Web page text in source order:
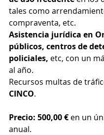
tales como
compraventa, etc.
Asistencia jurídica en
públicos, centros de
policiales, etc, con un
al año.
Recursos multas de
CINCO.
Precio: 500,00 € en un
anual.